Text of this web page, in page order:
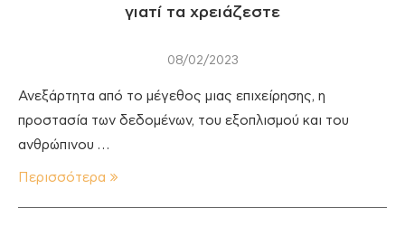
γιατί τα χρειάζεστε
08/02/2023
Ανεξάρτητα από το μέγεθος μιας επιχείρησης, η
προστασία των δεδομένων, του εξοπλισμού και του
ανθρώπινου …
Περισσότερα